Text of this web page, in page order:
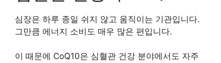
심장은 하루 종일 쉬지 않고 움직이는 기관입니다.
그만큼 에너지 소비도 매우 많은 편입니다.
이 때문에 CoQ10은 심혈관 건강 분야에서도 자주